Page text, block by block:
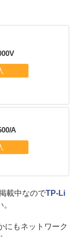
A
載中なのでTP-Li
にもネットワーク